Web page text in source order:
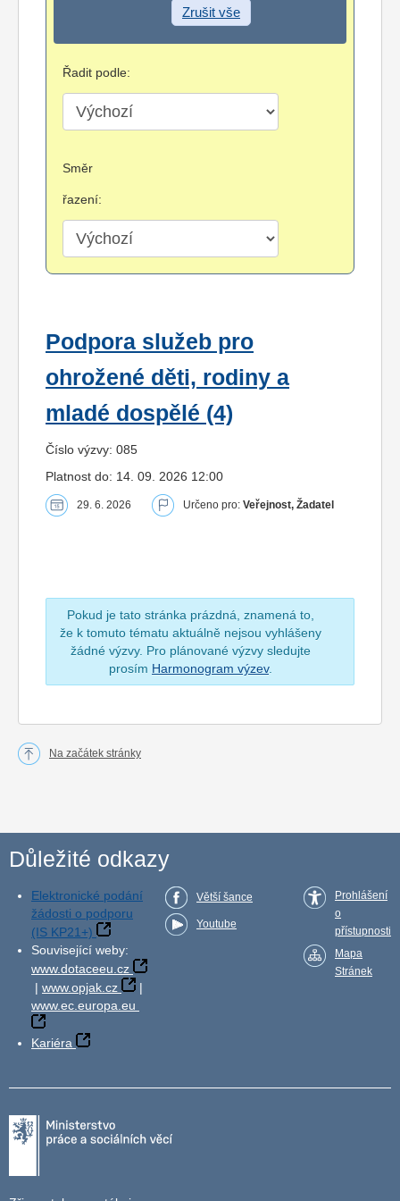
Zrušit vše
Řadit podle:
Směr
řazení:
Podpora služeb pro
ohrožené děti, rodiny a
mladé dospělé (4)
Číslo výzvy: 085
Platnost do: 14. 09. 2026 12:00
29. 6. 2026 Určeno pro: Veřejnost, Žadatel
Pokud je tato stránka prázdná, znamená to,
že k tomuto tématu aktuálně nejsou vyhlášeny
žádné výzvy. Pro plánované výzvy sledujte
prosím Harmonogram výzev.
Na začátek stránky
Důležité odkazy
Elektronické podání
žádosti o podporu
(IS KP21+)
Související weby:
www.dotaceeu.cz
| www.opjak.cz
|
www.ec.europa.eu
Kariéra
Větší šance
Youtube
Prohlášení
o
přístupnosti
Mapa
Stránek